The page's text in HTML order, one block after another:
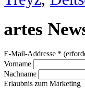
artes
E-Mail-Addresse *
Vorname
Nachname
Erlaubnis zum Marketing